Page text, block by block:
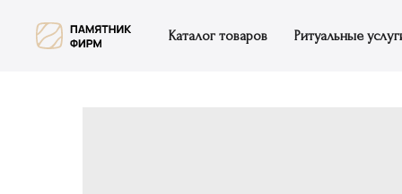
Каталог товаров Ритуальные